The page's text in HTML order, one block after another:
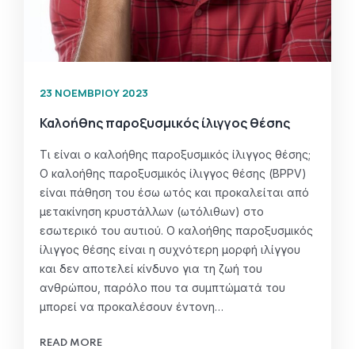
23 ΝΟΕΜΒΡΊΟΥ 2023
Καλοήθης παροξυσμικός ίλιγγος θέσης
Τι είναι ο καλοήθης παροξυσμικός ίλιγγος θέσης;
Ο καλοήθης παροξυσμικός ίλιγγος θέσης (BPPV)
είναι πάθηση του έσω ωτός και προκαλείται από
μετακίνηση κρυστάλλων (ωτόλιθων) στο
εσωτερικό του αυτιού. Ο καλοήθης παροξυσμικός
ίλιγγος θέσης είναι η συχνότερη μορφή ιλίγγου
και δεν αποτελεί κίνδυνο για τη ζωή του
ανθρώπου, παρόλο που τα συμπτώματά του
μπορεί να προκαλέσουν έντονη…
READ MORE